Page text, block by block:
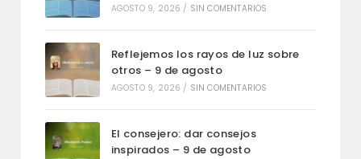
AGOSTO 9, 2026 / SIN COMENTARIOS
Reflejemos los rayos de luz sobre
otros – 9 de agosto
AGOSTO 9, 2026 / SIN COMENTARIOS
El consejero: dar consejos
inspirados – 9 de agosto